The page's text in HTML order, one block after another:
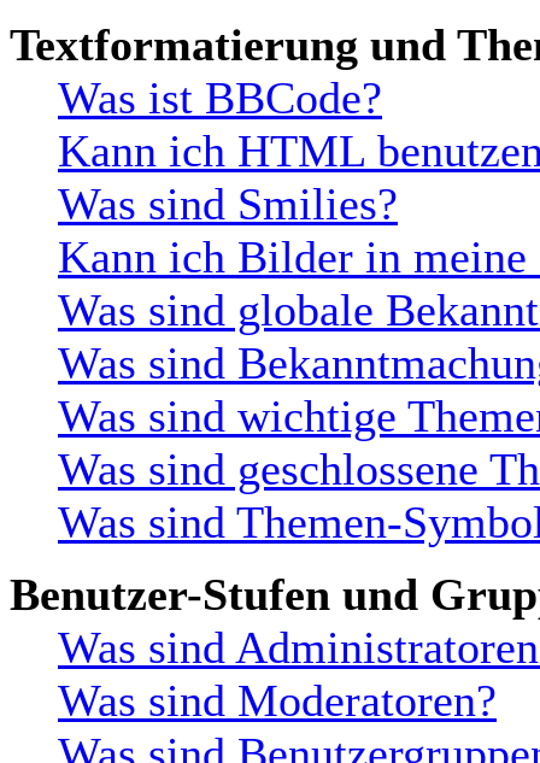
Textformatierung und
Was ist BBCode?
Kann ich HTML
Was sind Smilies?
Kann ich Bilder in meine
Was sind globale
Was sind
Was sind wichtige
Was sind geschlossene
Was sind Themen-
Benutzer-Stufen und
Was sind
Was sind Moderatoren?